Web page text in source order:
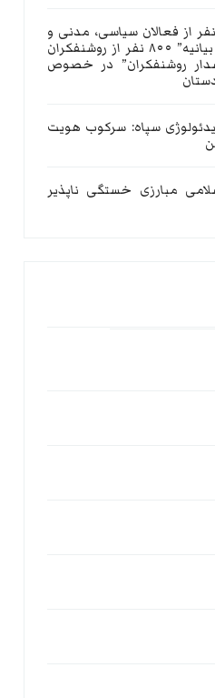
از فعالان سیاسی، مدنی و
فرهنگی کرد”در واکنش به بیانیه” ۸۰۰ نفر از روشنفکران
روشنفکران” در خصوص
سپاه: سرکوب هویت
مبارزی خستگی ناپذیر